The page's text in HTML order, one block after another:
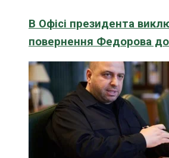
В Офісі президента
повернення Федорова